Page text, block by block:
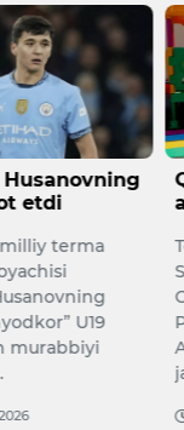
muhiti —
orqali
hokimi
Respublikasi
va qon…